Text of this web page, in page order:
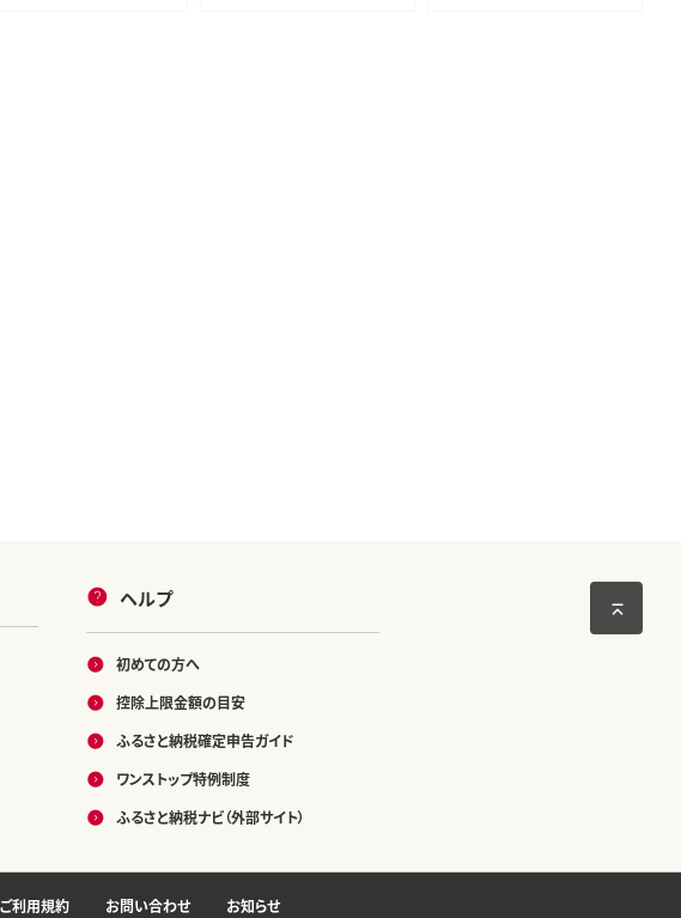
ヘルプ
初めての方へ
控除上限金額の目安
ふるさと納税確定申告ガイド
ワンストップ特例制度
ふるさと納税ナビ（外部サイト）
ご利用規約 お問い合わせ お知らせ